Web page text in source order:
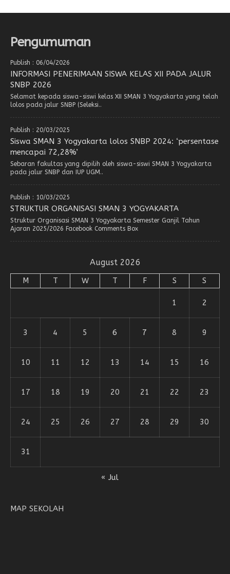
Pengumuman
Publish : 06/04/2026
INFORMASI PENERIMAAN SISWA KELAS XII PADA JALUR
SNBP 2026
Selamat kepada siswa-siswi kelas XII SMAN 3 Yogyakarta yang telah
lolos pada jalur SNBP (Seleksi..
Publish : 20/03/2025
Siswa SMAN 3 Yogyakarta lolos SNBP 2024: ‘persentase
mencapai 72,28%’
Sebaran fakultas yang dipilih oleh siswa-siswi SMAN 3 Yogyakarta
pada jalur SNBP dan IUP UGM..
Publish : 10/03/2025
STRUKTUR ORGANISASI SMAN 3 YOGYAKARTA
Struktur Organisasi SMAN 3 Yogyakarta Semester Ganjil Tahun
Ajaran 2025/2026 Facebook Comments Box
August 2026
M T W T F S S
1 2
3 4 5 6 7 8 9
10 11 12 13 14 15 16
17 18 19 20 21 22 23
24 25 26 27 28 29 30
31
« Jul
MAP SEKOLAH